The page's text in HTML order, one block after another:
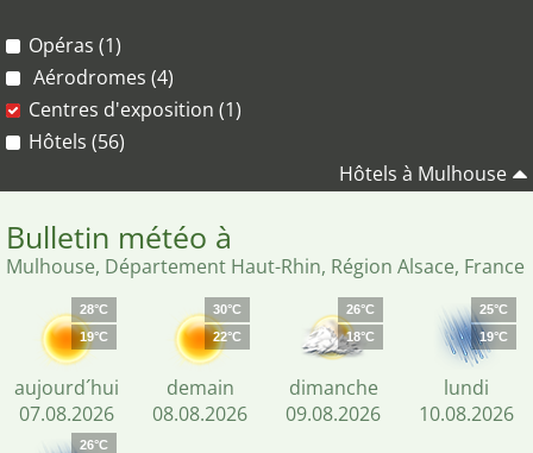
Opéras (1)
Aérodromes (4)
Centres d'exposition (1)
Hôtels (56)
Hôtels à Mulhouse
Bulletin météo à
Mulhouse, Département Haut-Rhin, Région Alsace, France
28°C
19°C
aujourd´hui
07.08.2026
30°C
22°C
demain
08.08.2026
26°C
18°C
dimanche
09.08.2026
25°C
19°C
lundi
10.08.2026
26°C